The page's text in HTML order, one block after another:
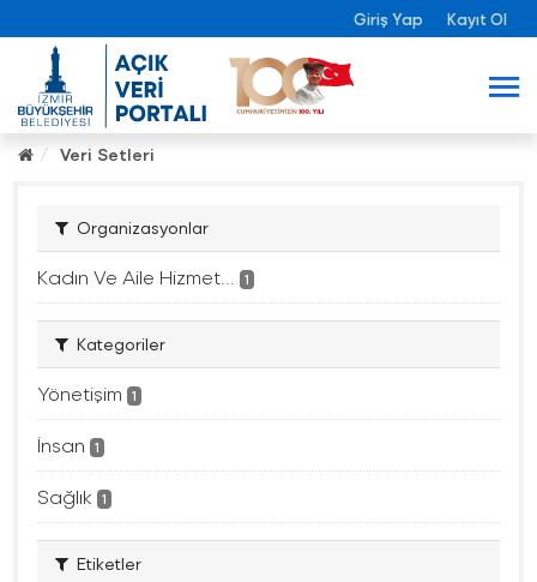
Giriş Yap Kayıt Ol
Veri Setleri
Organizasyonlar
Kadın Ve Aile Hizmet... 1
Kategoriler
Yönetişim 1
İnsan 1
Sağlık 1
Etiketler